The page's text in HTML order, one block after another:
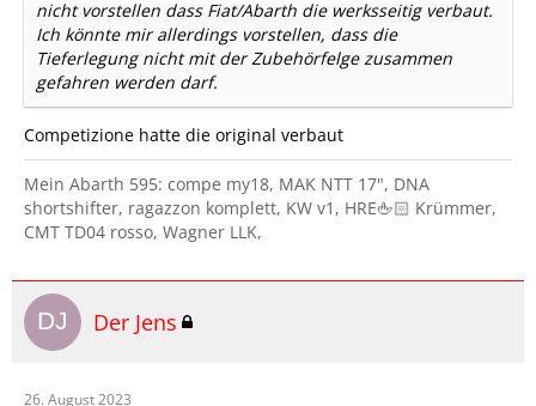
nicht vorstellen dass Fiat/Abarth die werksseitig verbaut.
Ich könnte mir allerdings vorstellen, dass die
Tieferlegung nicht mit der Zubehörfelge zusammen
gefahren werden darf.
Competizione hatte die original verbaut
Mein Abarth 595: compe my18, MAK NTT 17", DNA
shortshifter, ragazzon komplett, KW v1, HRE🖕🏻 Krümmer,
CMT TD04 rosso, Wagner LLK,
Der Jens
26. August 2023